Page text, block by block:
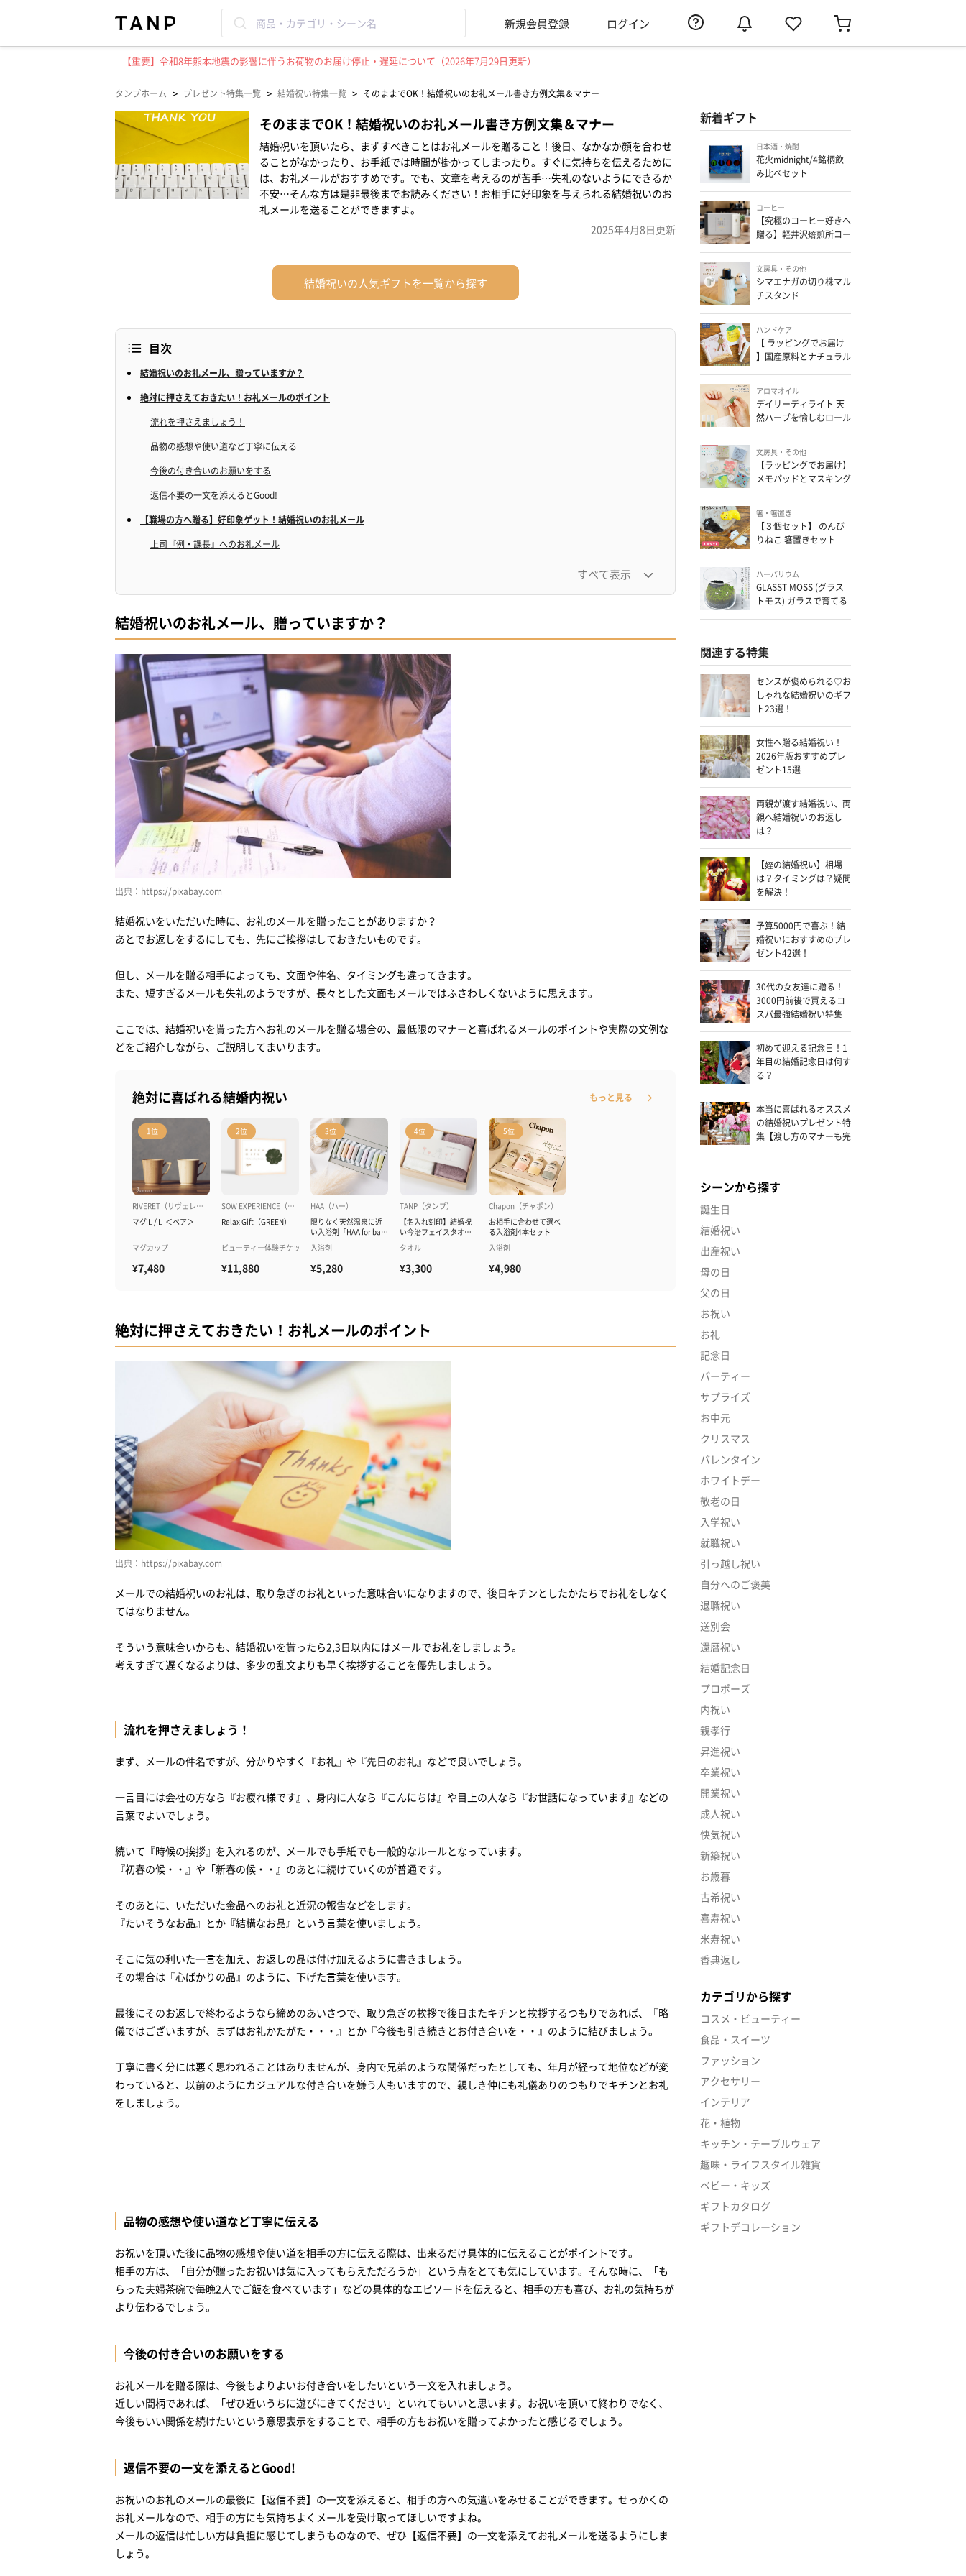
新規会員登録 ログイン
【重要】令和8年熊本地震の影響に伴うお荷物のお届け停止・遅延について（2026年7月29日更新）
タンプホーム > プレゼント特集一覧 > 結婚祝い特集一覧 > そのままでOK！結婚祝いのお礼メール書き方例文集＆マナー
そのままでOK！結婚祝いのお礼メール書き方例文集＆マナー
結婚祝いを頂いたら、まずすべきことはお礼メールを贈ること！後日、なかなか顔を合わせ
ることがなかったり、お手紙では時間が掛かってしまったり。すぐに気持ちを伝えるために
は、お礼メールがおすすめです。でも、文章を考えるのが苦手…失礼のないようにできるか
不安…そんな方は是非最後までお読みください！お相手に好印象を与えられる結婚祝いのお
礼メールを送ることができますよ。
2025年4月8日更新
結婚祝いの人気ギフトを一覧から探す
すべて表示
目次
結婚祝いのお礼メール、贈っていますか？
絶対に押さえておきたい！お礼メールのポイント
流れを押さえましょう！
品物の感想や使い道など丁寧に伝える
今後の付き合いのお願いをする
返信不要の一文を添えるとGood!
【職場の方へ贈る】好印象ゲット！結婚祝いのお礼メール
上司『例・課長』へのお礼メール
【友人へ贈る】好印象ゲット！結婚祝いのお礼メール
【身内へ贈る】好印象ゲット！結婚祝いのお礼メール
義母へのお礼メール
親戚『例・叔母さん』へのお礼メール
結婚祝いのお礼メールを送る際のマナー
忌み言葉を避ける
現金を頂いたら使い道を伝える
結婚祝いのお礼メールの「気になる疑問」
お礼メールを送るタイミングは？
お礼メールをラインでするのはあり？
お礼メールに対するお礼の返事は必要？
結婚祝いのお礼にプレゼントを贈りたい！
「結婚内祝い」のマナー
「結婚内祝い」で贈ってはいけないもの
10位：花束バスタオル PEARL EDITION
7位：Relax Gift-GREEN｜ビューティーチケット
5位：スリムボディでスタイリッシュ
3位：オリジナル焼印入り特撰カステラ
【会社＆職場へ】連名へのお返しにおすすめの「小分けできる」ギフト
クッキーの中に広がる豊かな味わい
ワッフルクッキーでなめらかなチョコレートをサンド
毎日3回あなたを思い出させてくれます
新鮮な茶葉の香りでリラックス♪
【親＆親戚へ】高額なお祝いをくれた大切な方へ感謝を伝えるギフト
保存料、二酸化硫黄不使用
毎日3回あなたを思い出させてくれます
乙女心をわしづかみティーセット
【番外編】メール以外の方法で伝える結婚祝いのお礼文例
「電話」で伝える
「手紙」で伝える
SNSで送るのは大丈夫？
【番外編】お礼メールに対する返事の文例
感謝の気持ちをいち早く伝えましょう
結婚祝いのお礼メール、贈っていますか？
出典：https://pixabay.com
結婚祝いをいただいた時に、お礼のメールを贈ったことがありますか？
あとでお返しをするにしても、先にご挨拶はしておきたいものです。
但し、メールを贈る相手によっても、文面や件名、タイミングも違ってきます。
また、短すぎるメールも失礼のようですが、長々とした文面もメールではふさわしくないように思えます。
ここでは、結婚祝いを貰った方へお礼のメールを贈る場合の、最低限のマナーと喜ばれるメールのポイントや実際の文例な
どをご紹介しながら、ご説明してまいります。
絶対に喜ばれる結婚内祝い もっと見る
1位
RIVERET（リヴェレット）
マグＬ/Ｌ ＜ペア＞
マグカップ
¥7,480
2位
SOW EXPERIENCE（ソウ・エクスペリエンス）
Relax Gift（GREEN）
ビューティー体験チケット
¥11,880
3位
HAA（ハー）
限りなく天然温泉に近
い入浴剤「HAA for bath
日々」
入浴剤
¥5,280
4位
TANP（タンプ）
【名入れ刻印】結婚祝
い今治フェイスタオル
セット
タオル
¥3,300
5位
Chapon（チャポン）
お相手に合わせて選べ
る入浴剤4本セット
入浴剤
¥4,980
絶対に押さえておきたい！お礼メールのポイント
出典：https://pixabay.com
メールでの結婚祝いのお礼は、取り急ぎのお礼といった意味合いになりますので、後日キチンとしたかたちでお礼をしなく
てはなりません。
そういう意味合いからも、結婚祝いを貰ったら2,3日以内にはメールでお礼をしましょう。
考えすぎて遅くなるよりは、多少の乱文よりも早く挨拶することを優先しましょう。
流れを押さえましょう！
まず、メールの件名ですが、分かりやすく『お礼』や『先日のお礼』などで良いでしょう。
一言目には会社の方なら『お疲れ様です』、身内に人なら『こんにちは』や目上の人なら『お世話になっています』などの
言葉でよいでしょう。
続いて『時候の挨拶』を入れるのが、メールでも手紙でも一般的なルールとなっています。
『初春の候・・』や「新春の候・・』のあとに続けていくのが普通です。
そのあとに、いただいた金品へのお礼と近況の報告などをします。
『たいそうなお品』とか『結構なお品』という言葉を使いましょう。
そこに気の利いた一言を加え、お返しの品は付け加えるように書きましょう。
その場合は『心ばかりの品』のように、下げた言葉を使います。
最後にそのお返しで終わるようなら締めのあいさつで、取り急ぎの挨拶で後日またキチンと挨拶するつもりであれば、『略
儀ではございますが、まずはお礼かたがた・・・』とか『今後も引き続きとお付き合いを・・』のように結びましょう。
丁寧に書く分には悪く思われることはありませんが、身内で兄弟のような関係だったとしても、年月が経って地位などが変
わっていると、以前のようにカジュアルな付き合いを嫌う人もいますので、親しき仲にも礼儀ありのつもりでキチンとお礼
をしましょう。
品物の感想や使い道など丁寧に伝える
お祝いを頂いた後に品物の感想や使い道を相手の方に伝える際は、出来るだけ具体的に伝えることがポイントです。
相手の方は、「自分が贈ったお祝いは気に入ってもらえただろうか」という点をとても気にしています。そんな時に、「も
らった夫婦茶碗で毎晩2人でご飯を食べています」などの具体的なエピソードを伝えると、相手の方も喜び、お礼の気持ちが
より伝わるでしょう。
今後の付き合いのお願いをする
お礼メールを贈る際は、今後もよりよいお付き合いをしたいという一文を入れましょう。
近しい間柄であれば、「ぜひ近いうちに遊びにきてください」といれてもいいと思います。お祝いを頂いて終わりでなく、
今後もいい関係を続けたいという意思表示をすることで、相手の方もお祝いを贈ってよかったと感じるでしょう。
返信不要の一文を添えるとGood!
お祝いのお礼のメールの最後に【返信不要】の一文を添えると、相手の方への気遣いをみせることができます。せっかくの
お礼メールなので、相手の方にも気持ちよくメールを受け取ってほしいですよね。
メールの返信は忙しい方は負担に感じてしまうものなので、ぜひ【返信不要】の一文を添えてお礼メールを送るようにしま
しょう。
新着ギフト
日本酒・焼酎
花火midnight/4銘柄飲
み比べセット
コーヒー
【究極のコーヒー好きへ
贈る】軽井沢焙煎所コー
文房具・その他
シマエナガの切り株マル
チスタンド
ハンドケア
【 ラッピングでお届け
】国産原料とナチュラル
フト
アロマオイル
デイリーディライト 天
然ハーブを愉しむロール
文房具・その他
【ラッピングでお届け】
メモパッドとマスキング
箸・箸置き
【３個セット】 のんび
りねこ 箸置きセット
ハーバリウム
GLASST MOSS (グラス
トモス) ガラスで育てる
関連する特集
センスが褒められる♡お
しゃれな結婚祝いのギフ
ト23選！
女性へ贈る結婚祝い！
2026年版おすすめプレ
ゼント15選
両親が渡す結婚祝い、両
親へ結婚祝いのお返し
は？
【姪の結婚祝い】相場
は？タイミングは？疑問
を解決！
予算5000円で喜ぶ！結
婚祝いにおすすめのプレ
ゼント42選！
30代の女友達に贈る！
3000円前後で買えるコ
スパ最強結婚祝い特集
初めて迎える記念日！1
年目の結婚記念日は何す
る？
本当に喜ばれるオススメ
の結婚祝いプレゼント特
集【渡し方のマナーも完
シーンから探す
誕生日
結婚祝い
出産祝い
母の日
父の日
お祝い
お礼
記念日
パーティー
サプライズ
お中元
クリスマス
バレンタイン
ホワイトデー
敬老の日
入学祝い
就職祝い
引っ越し祝い
自分へのご褒美
退職祝い
送別会
還暦祝い
結婚記念日
プロポーズ
内祝い
親孝行
昇進祝い
卒業祝い
開業祝い
成人祝い
快気祝い
新築祝い
お歳暮
古希祝い
喜寿祝い
米寿祝い
香典返し
カテゴリから探す
コスメ・ビューティー
食品・スイーツ
ファッション
アクセサリー
インテリア
花・植物
キッチン・テーブルウェア
趣味・ライフスタイル雑貨
ベビー・キッズ
ギフトカタログ
ギフトデコレーション